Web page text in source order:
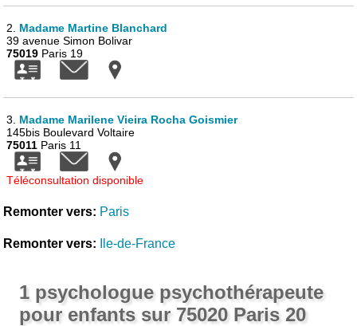
2. Madame Martine Blanchard
39 avenue Simon Bolivar
75019 Paris 19
3. Madame Marilene Vieira Rocha Goismier
145bis Boulevard Voltaire
75011 Paris 11
Téléconsultation disponible
Remonter vers: Paris
Remonter vers: Ile-de-France
1 psychologue psychothérapeute
pour enfants sur 75020 Paris 20